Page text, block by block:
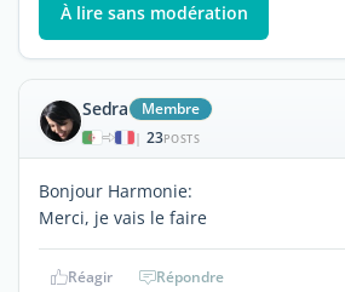
À lire sans modération
Sedra Membre
| 23POSTS
Bonjour Harmonie:
Merci, je vais le faire
Réagir Répondre